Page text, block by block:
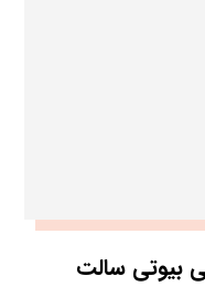
بیوتی سالت